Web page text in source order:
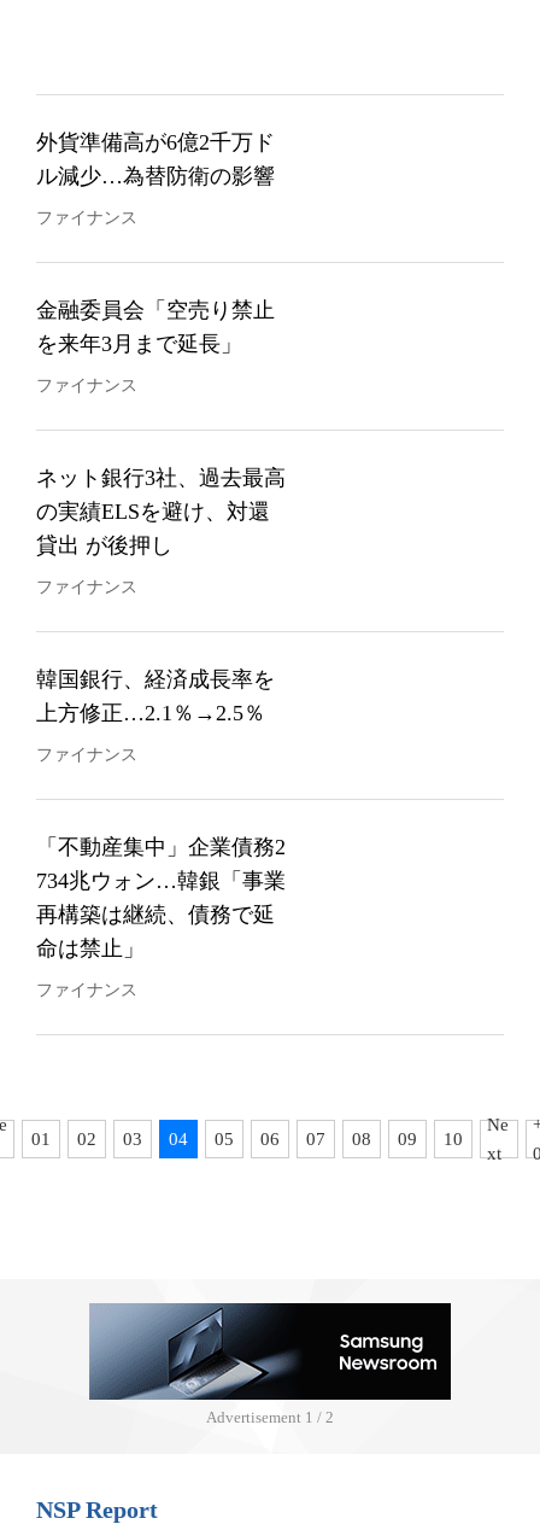
外貨準備高が6億2千万ド
ル減少…為替防衛の影響
ファイナンス
金融委員会「空売り禁止
を来年3月まで延長」
ファイナンス
ネット銀行3社、過去最高
の実績ELSを避け、対還
貸出 が後押し
ファイナンス
韓国銀行、経済成長率を
上方修正…2.1％→2.5％
ファイナンス
「不動産集中」企業債務2
734兆ウォン…韓銀「事業
再構築は継続、債務で延
命は禁止」
ファイナンス
01 02 03 04 05 06 07 08 09 10
Ne
xt
Advertisement 1 / 2
NSP Report